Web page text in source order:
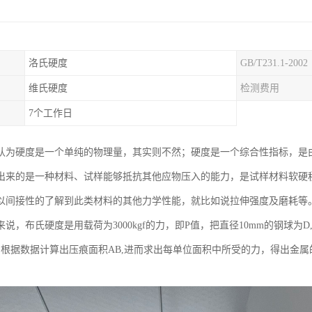
洛氏硬度 GB/T231.1-2002
维氏硬度 检测费用
7个工作日
为硬度是一个单纯的物理量，其实则不然；硬度是一个综合性指标，
来的是一种材料、试样能够抵抗其他应物压入的能力，是试样材料软
间接性的了解到此类材料的其他力学性能，就比如说拉伸强度及磨耗等
说，布氏硬度是用载荷为3000kgf的力，即P值，把直径10mm的钢球为
据数据计算出压痕面积AB,进而求出每单位面积中所受的力，得出金